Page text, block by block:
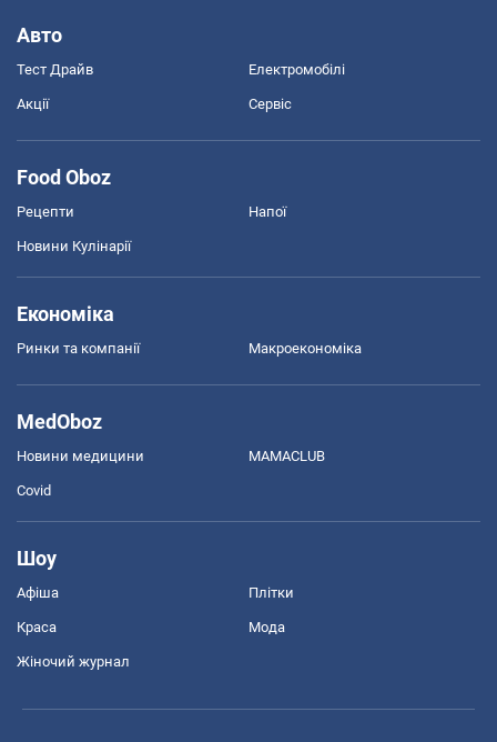
Авто
Тест Драйв Електромобілі
Акції Сервіс
Food Oboz
Рецепти Напої
Новини Кулінарії
Економіка
Ринки та компанії Макроекономіка
MedOboz
Новини медицини MAMACLUB
Covid
Шоу
Афіша Плітки
Краса Мода
Жіночий журнал